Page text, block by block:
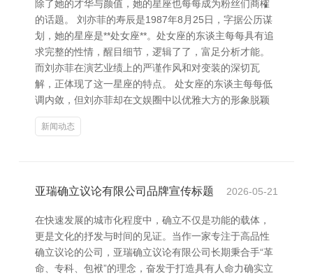
除了她的才华与颜值，她的星座也每每成为粉丝们商榷
的话题。 刘亦菲的寿辰是1987年8月25日，字据公历谋
划，她的星座是**处女座**。处女座的东谈主每每具有追
求完整的性情，醒目细节，逻辑了了，富足分析才能。
而刘亦菲在演艺业绩上的严谨作风和对变装的深切瓦
解，正体现了这一星座的特点。 处女座的东谈主每每低
调内敛，但刘亦菲却在文娱圈中以优雅大方的形象脱颖
新闻动态
亚瑞确立议论有限公司品牌宣传标题 2026-05-21
在快速发展的城市化程度中，确立不仅是功能的载体，
更是文化的抒发与时间的见证。当作一家专注于高品性
确立议论的公司，亚瑞确立议论有限公司长期秉合手“革
命、专科、包袱”的理念，奋发于打造具有人命力确实立